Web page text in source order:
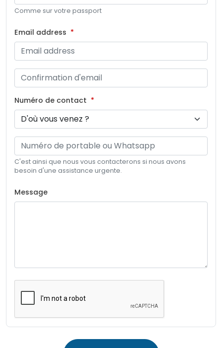
Comme sur votre passport
Email address
Numéro de contact
C'est ainsi que nous vous contacterons si nous avons
besoin d'une assistance urgente.
Message